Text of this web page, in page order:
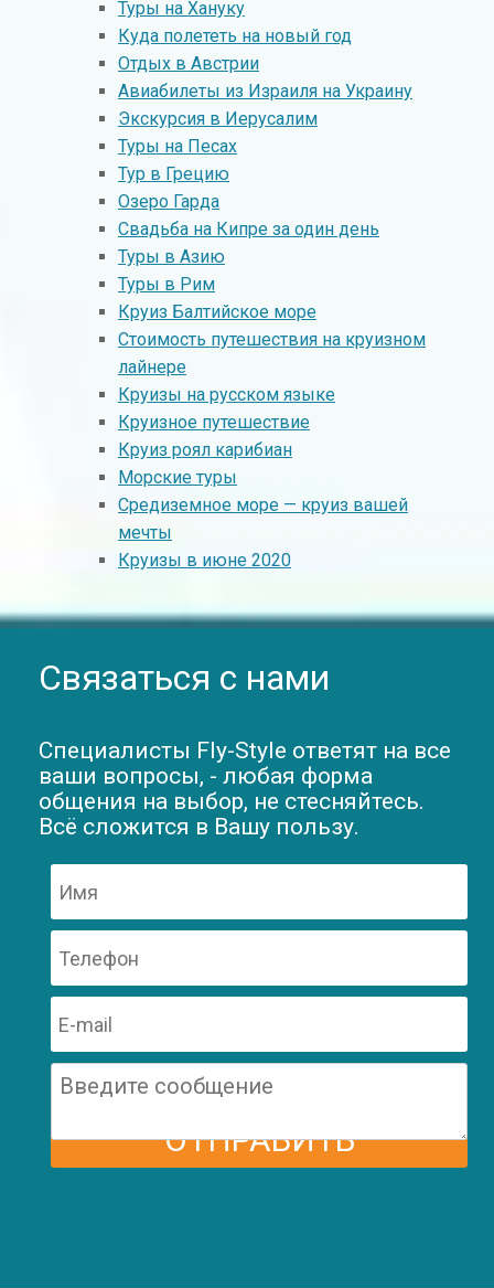
Туры на Хануку
Куда полететь на новый год
Oтдых в Австрии
Авиабилеты из Израиля на Украину
Экскурсия в Иерусалим
Туры на Песах
Тур в Грецию
Озеро Гарда
Свадьба на Кипре за один день
Туры в Азию
Туры в Рим
Круиз Балтийское море
Стоимость путешествия на круизном
лайнере
Круизы на русском языке
Круизное путешествие
Круиз роял карибиан
Морские туры
Средиземное море — круиз вашей
мечты
Круизы в июне 2020
Связаться с нами
Специалисты Fly-Style ответят на все
ваши вопросы, - любая форма
общения на выбор, не стесняйтесь.
Всё сложится в Вашу пользу.